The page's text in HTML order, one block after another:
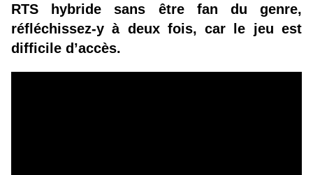
RTS hybride sans être fan du genre,
réfléchissez-y à deux fois, car le jeu est
difficile d’accès.